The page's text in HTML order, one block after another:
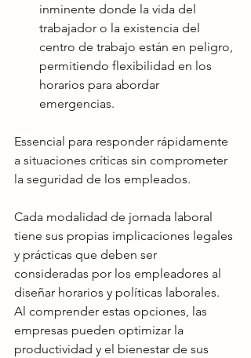
inminente donde la vida del
trabajador o la existencia del
centro de trabajo están en peligro,
permitiendo flexibilidad en los
horarios para abordar
emergencias.
Essencial para responder rápidamente
a situaciones críticas sin comprometer
la seguridad de los empleados.
Cada modalidad de jornada laboral
tiene sus propias implicaciones legales
y prácticas que deben ser
consideradas por los empleadores al
diseñar horarios y políticas laborales.
Al comprender estas opciones, las
empresas pueden optimizar la
productividad y el bienestar de sus